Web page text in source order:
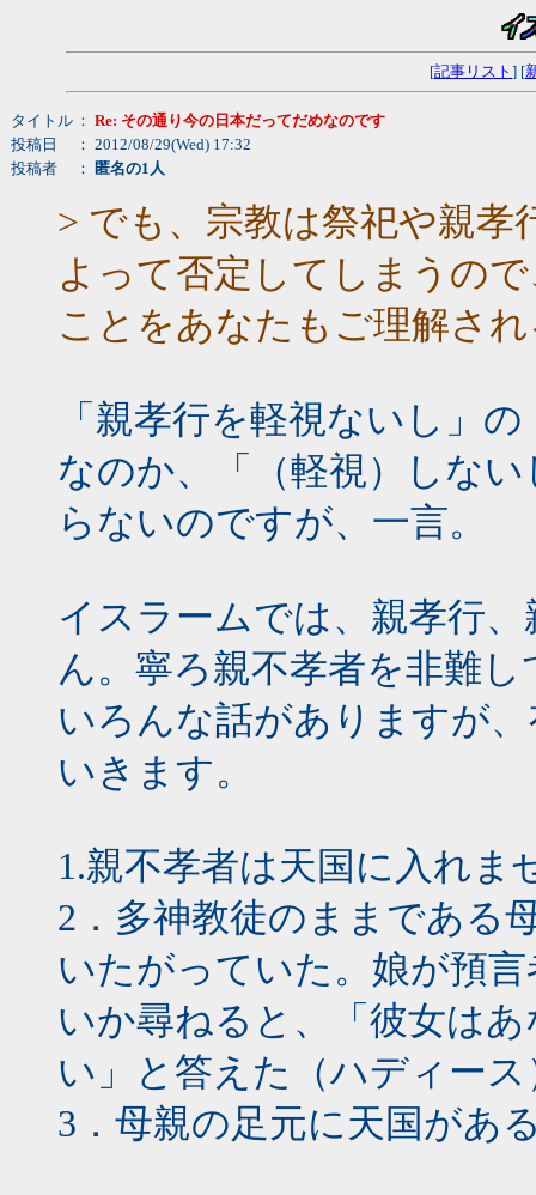
[記事リスト ] [
タイトル ： Re: その通り今の日本だってだめなのです
投稿日
： 2012/08/29(Wed) 17:32
投稿者
： 匿名の1人
> でも、宗教は祭祀や親孝
よって否定してしまうの
ことをあなたもご理解さ
「親孝行を軽視ないし」
なのか、「（軽視）しな
らないのですが、一言。
イスラームでは、親孝行
ん。寧ろ親不孝者を非難
いろんな話がありますが
いきます。
1.親不孝者は天国に入れま
2．多神教徒のままである
いたがっていた。娘が預
いか尋ねると、「彼女は
い」と答えた（ハディース
3．母親の足元に天国があ